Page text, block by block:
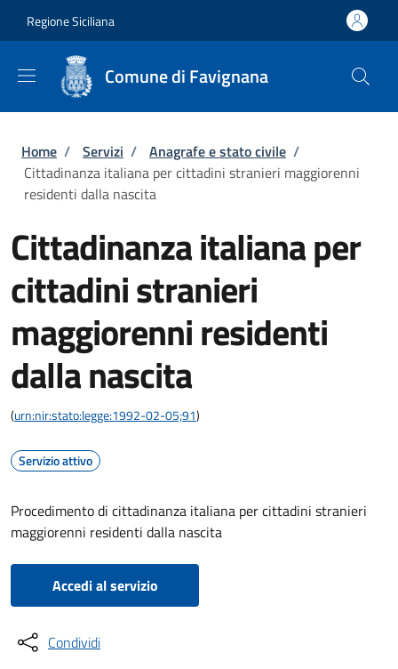
Regione Siciliana
Comune di Favignana
Briciole di pane
Home / Servizi / Anagrafe e stato civile /
Cittadinanza italiana per cittadini stranieri maggiorenni
residenti dalla nascita
Cittadinanza italiana per
cittadini stranieri
maggiorenni residenti
dalla nascita
(urn:nir:stato:legge:1992-02-05;91)
Servizio attivo
Procedimento di cittadinanza italiana per cittadini stranieri
maggiorenni residenti dalla nascita
Accedi al servizio
Condividi